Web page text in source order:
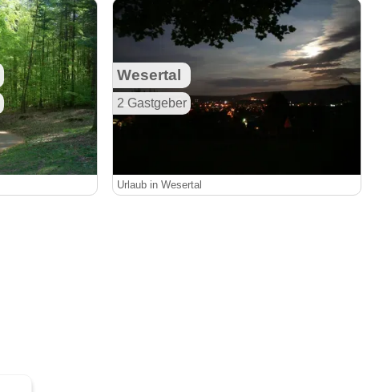
Wesertal
2 Gastgeber
Urlaub in Wesertal